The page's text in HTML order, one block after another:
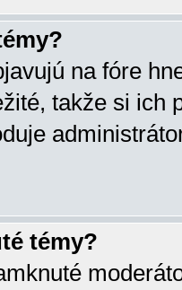
na fóre
takže si ich
témy?